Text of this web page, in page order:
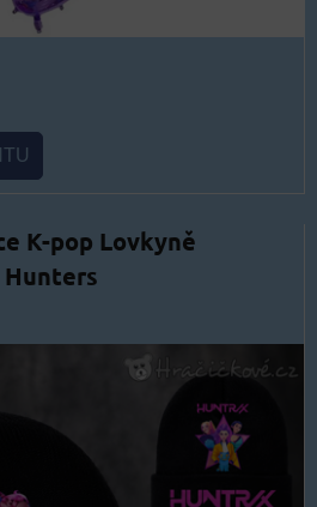
K-pop Lovkyně
Hunters